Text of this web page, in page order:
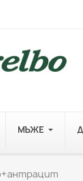
МЪЖЕ